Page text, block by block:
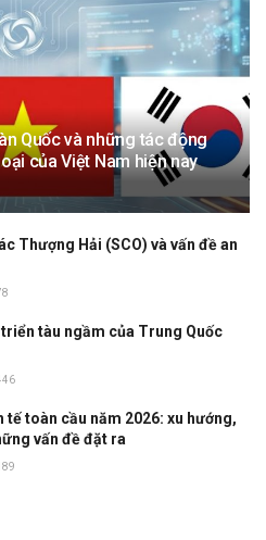
Quốc và những tác động
của Việt Nam hiện nay
Thượng Hải (SCO) và vấn đề an
tàu ngầm của Trung Quốc
tế toàn cầu năm 2026: xu hướng,
vấn đề đặt ra